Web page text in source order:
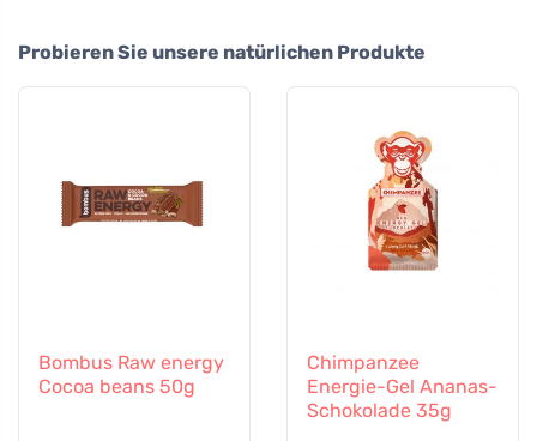
Probieren Sie unsere natürlichen Produkte
Bombus Raw energy
Cocoa beans 50g
Chimpanzee
Energie-Gel Ananas-
Schokolade 35g